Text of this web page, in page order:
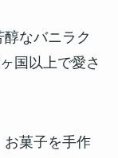
なバニラク
国以上で愛さ
お菓子を手作